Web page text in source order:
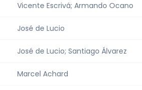
Vicente Escrivá; Armando Ocano
José de Lucio
José de Lucio; Santiago Álvarez
Marcel Achard